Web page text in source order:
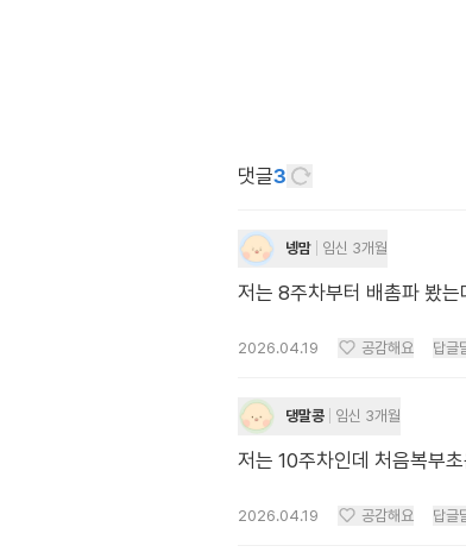
댓글3
넹맘 임신 3개월
저는 8주차부터 배촘파 봤
2026.04.19 공감해요 답글
댕말콩 임신 3개월
저는 10주차인데 처음복부
2026.04.19 공감해요 답글